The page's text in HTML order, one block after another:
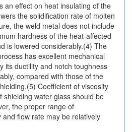
an effect on heat insulating of the
the solidification rate of molten
the weld metal does not include
hardness of the heat-affected
is lowered considerably.(4) The
has excellent mechanical
its ductility and notch toughness
compared with those of the
Coefficient of viscosity
shielding water glass should be
the proper range of
flow rate may be relatively